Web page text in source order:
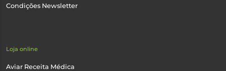
Condições Newsletter
Loja online
Aviar Receita Médica